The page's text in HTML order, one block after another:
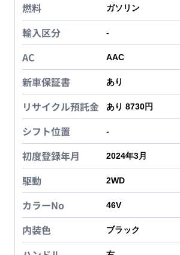
燃料 ガソリン
輸入区分 -
AC AAC
新車保証書 あり
リサイクル預託金 あり 8730円
シフト位置 -
初度登録年月 2024年3月
駆動 2WD
カラーNo 46V
内装色 ブラック